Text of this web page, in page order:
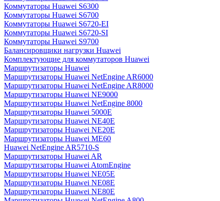
Коммутаторы Huawei S6300
Коммутаторы Huawei S6700
Коммутаторы Huawei S6720-EI
Коммутаторы Huawei S6720-SI
Коммутаторы Huawei S9700
Балансировщики нагрузки Huawei
Комплектующие для коммутаторов Huawei
Маршрутизаторы Huawei
Маршрутизаторы Huawei NetEngine AR6000
Маршрутизаторы Huawei NetEngine AR8000
Маршрутизаторы Huawei NE9000
Маршрутизаторы Huawei NetEngine 8000
Маршрутизаторы Huawei 5000E
Маршрутизаторы Huawei NE40E
Маршрутизаторы Huawei NE20E
Маршрутизаторы Huawei ME60
Huawei NetEngine AR5710-S
Маршрутизаторы Huawei AR
Маршрутизаторы Huawei AtomEngine
Маршрутизаторы Huawei NE05E
Маршрутизаторы Huawei NE08E
Маршрутизаторы Huawei NE80E